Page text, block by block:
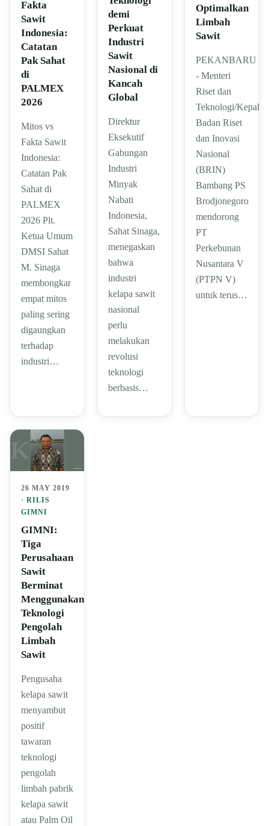
Fakta
Sawit
Indonesia:
Catatan
Pak Sahat
di
PALMEX
2026
Mitos vs
Fakta Sawit
Indonesia:
Catatan Pak
Sahat di
PALMEX
2026 Plt.
Ketua Umum
DMSI Sahat
M. Sinaga
membongkar
empat mitos
paling sering
digaungkan
terhadap
industri…
demi
Perkuat
Industri
Sawit
Nasional di
Kancah
Global
Direktur
Eksekutif
Gabungan
Industri
Minyak
Nabati
Indonesia,
Sahat Sinaga,
menegaskan
bahwa
industri
kelapa sawit
nasional
perlu
melakukan
revolusi
teknologi
berbasis…
Optimalkan
Limbah
Sawit
PEKANBARU
- Menteri
Riset dan
Teknologi/Kepala
Badan Riset
dan Inovasi
Nasional
(BRIN)
Bambang PS
Brodjonegoro
mendorong
PT
Perkebunan
Nusantara V
(PTPN V)
untuk terus…
26 MAY 2019
· RILIS
GIMNI
GIMNI:
Tiga
Perusahaan
Sawit
Berminat
Menggunakan
Teknologi
Pengolah
Limbah
Sawit
Pengusaha
kelapa sawit
menyambut
positif
tawaran
teknologi
pengolah
limbah pabrik
kelapa sawit
atau Palm Oil